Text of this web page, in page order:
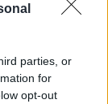
parties, or
for
opt-out